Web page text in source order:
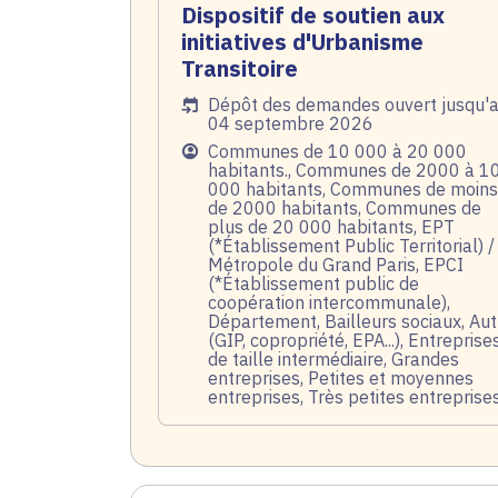
Dispositif de soutien aux
initiatives d'Urbanisme
Transitoire
Date de l'arrêté
Dépôt des demandes ouvert
04 septembre 2026
PublicCommunes de 10 000 à 20 000
habitants., Communes de 2000 à 10
000 habitants, Communes de moins
de 2000 habitants, Communes de
plus de 20 000 habitants, EPT
(*Établissement Public Territorial) /
Métropole du Grand Paris, EPCI
(*Établissement public de
coopération intercommunale),
Département, Bailleurs sociaux,
(GIP, copropriété, EPA...),
de taille intermédiaire, Grandes
entreprises, Petites et moyennes
entreprises, Très petites